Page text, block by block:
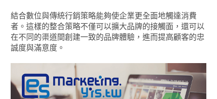
結合數位與傳統行銷策略能夠使企業更全面地觸達消費
者。這樣的整合策略不僅可以擴大品牌的接觸面，還可以
在不同的渠道間創建一致的品牌體驗，進而提高顧客的忠
誠度與滿意度。